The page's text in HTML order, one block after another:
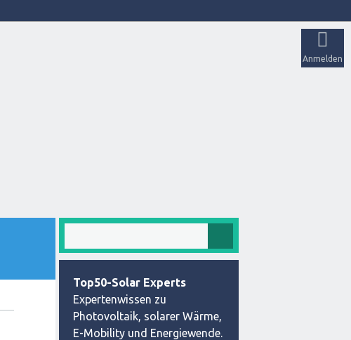
Anmelden
Top50-Solar Experts
Expertenwissen zu
Photovoltaik, solarer Wärme,
E-Mobility und Energiewende.